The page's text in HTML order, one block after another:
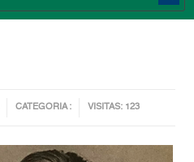
CATEGORIA : VISITAS: 123